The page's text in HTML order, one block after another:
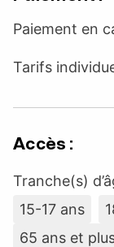
Paiement en
Tarifs
Accès :
Tranche(s)
15-17 ans
65 ans et